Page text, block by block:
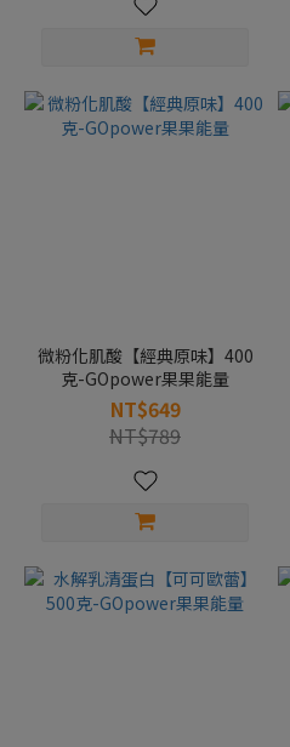
微粉化肌酸【經典原味】400
克-GOpower果果能量
NT$649
NT$789